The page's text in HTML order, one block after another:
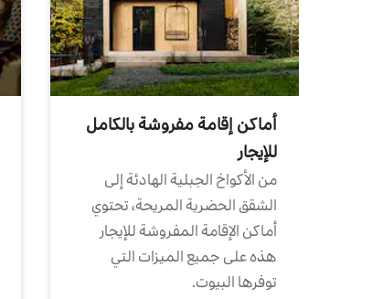
أماكن إقامة مفروشة بالكامل
للإيجار
من الأكواخ الجبلية الهادئة إلى
الشقق الحضرية المريحة، تحتوي
أماكن الإقامة المفروشة للإيجار
هذه على جميع الميزات التي
توفرها البيوت.